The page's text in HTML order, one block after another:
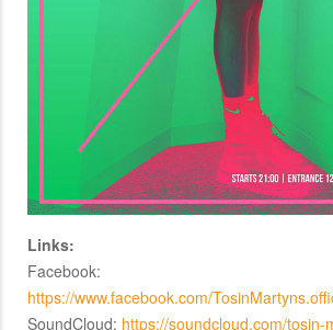
Links:
Facebook:
https://www.facebook.com/
SoundCloud: https://soundcloud.com/tosin-